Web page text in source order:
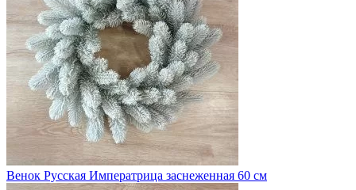
Венок Русская Императрица заснеженная 60 см